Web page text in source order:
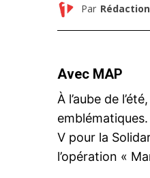
Par Rédaction
Avec MAP
À l’aube de
V pour la
l’opération «